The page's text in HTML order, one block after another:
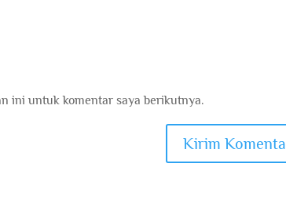
ini untuk komentar saya berikutnya.